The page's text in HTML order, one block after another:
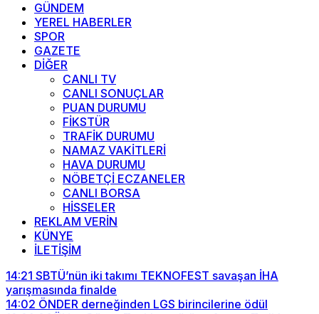
GÜNDEM
YEREL HABERLER
SPOR
GAZETE
DİĞER
CANLI TV
CANLI SONUÇLAR
PUAN DURUMU
FİKSTÜR
TRAFİK DURUMU
NAMAZ VAKİTLERİ
HAVA DURUMU
NÖBETÇİ ECZANELER
CANLI BORSA
HİSSELER
REKLAM VERİN
KÜNYE
İLETİŞİM
14:21 SBTÜ’nün iki takımı TEKNOFEST savaşan İHA
yarışmasında finalde
14:02 ÖNDER derneğinden LGS birincilerine ödül